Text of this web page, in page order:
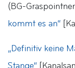
(BG-
kommt es an“
„Definitiv keine
Stange“